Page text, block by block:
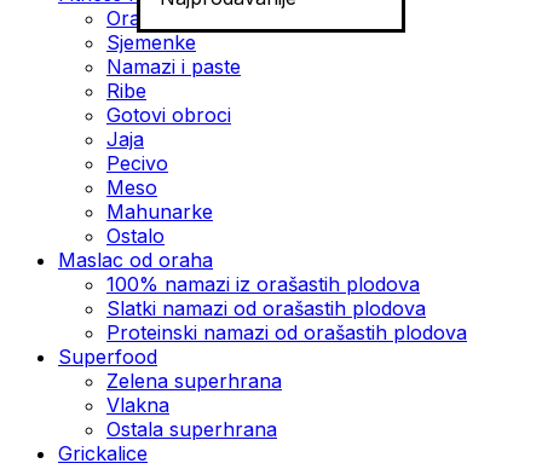
Orašasti plodovi
Sjemenke
Namazi i paste
Ribe
Gotovi obroci
Jaja
Pecivo
Meso
Mahunarke
Ostalo
Maslac od oraha
100% namazi iz orašastih plodova
Slatki namazi od orašastih plodova
Proteinski namazi od orašastih plodova
Superfood
Zelena superhrana
Vlakna
Ostala superhrana
Grickalice